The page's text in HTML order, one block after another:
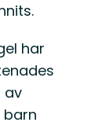
har
av